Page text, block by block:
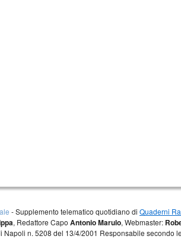
- Supplemento telematico quotidiano di Quaderni
, Redattore Capo Antonio Marulo, Webmaster:
Napoli n. 5208 del 13/4/2001 Responsabile secondo